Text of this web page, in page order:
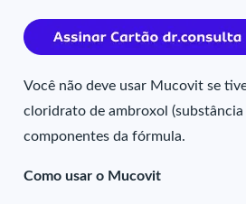
Você não deve usar Mucovit se
cloridrato de ambroxol
componentes da fórmula.
Como usar o Mucovit